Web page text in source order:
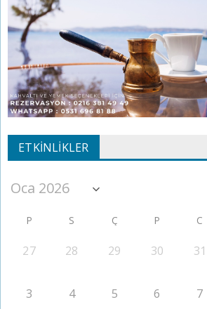
ETKINLIKLER
P S Ç P C
27 28 29 30 31
3 4 5 6 7